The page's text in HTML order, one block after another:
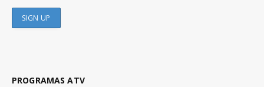
PROGRAMAS ATV